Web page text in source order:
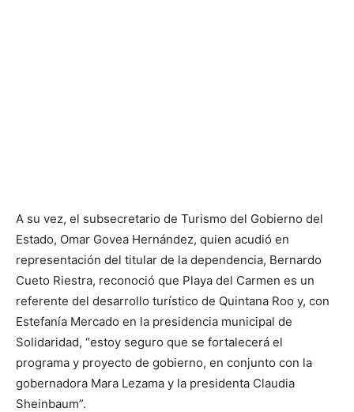
A su vez, el subsecretario de Turismo del Gobierno del
Estado, Omar Govea Hernández, quien acudió en
representación del titular de la dependencia, Bernardo
Cueto Riestra, reconoció que Playa del Carmen es un
referente del desarrollo turístico de Quintana Roo y, con
Estefanía Mercado en la presidencia municipal de
Solidaridad, “estoy seguro que se fortalecerá el
programa y proyecto de gobierno, en conjunto con la
gobernadora Mara Lezama y la presidenta Claudia
Sheinbaum”.